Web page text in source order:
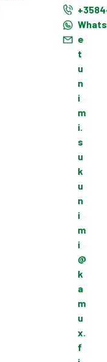
e
t
u
n
i
m
i.
s
u
k
u
n
i
m
i
@
k
a
m
u
x.
f